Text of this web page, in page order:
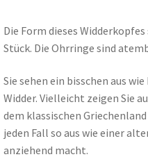
Die Form dieses
Stück. Die Ohrringe sind
Sie sehen ein bisschen aus
Widder. Vielleicht zeigen Sie
dem klassischen
jeden Fall so aus wie einer
anziehend macht.